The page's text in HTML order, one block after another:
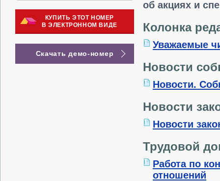
КУПИТЬ ЭТОТ НОМЕР
В ЭЛЕКТРОННОМ ВИДЕ
Скачать демо-номер
об акциях и
Колонка
Уважаемые
Новости
Новости.
Новости
Новости
Трудовой
Работа по
отношений